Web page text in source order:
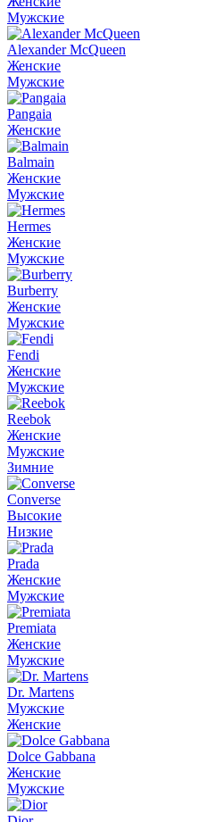
Мужские
Alexander McQueen
Женские
Мужские
Pangaia
Женские
Balmain
Женские
Мужские
Hermes
Женские
Мужские
Burberry
Женские
Мужские
Fendi
Женские
Мужские
Reebok
Женские
Мужские
Зимние
Converse
Высокие
Низкие
Prada
Женские
Мужские
Premiata
Женские
Мужские
Dr. Martens
Мужские
Женские
Dolce Gabbana
Женские
Мужские